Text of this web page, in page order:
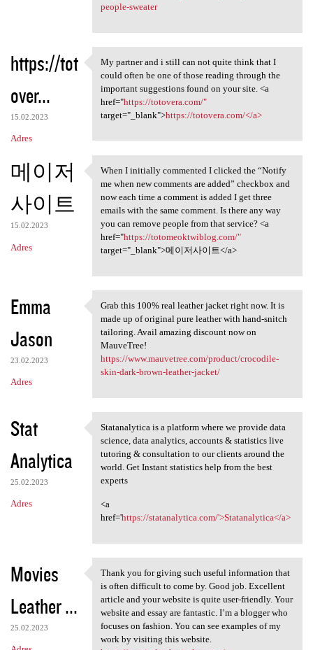
people-sweater
https://tot
over...
15.02.2023
Adres
My partner and i still can
My partner and i still can not quite think that I
could often be one of those reading through the
important suggestions found on your site. <a
href="https://totovera.com/"
target="_blank">https://totovera.com/</a>
메이저
사이트
15.02.2023
Adres
When I initially commented I
When I initially commented I clicked the “Notify
me when new comments are added” checkbox and
now each time a comment is added I get three
emails with the same comment. Is there any way
you can remove people from that service? <a
href="https://totomeoktwiblog.com/"
target="_blank">메이저사이트</a>
Emma
Jason
23.02.2023
Adres
Grab this 100% real leather
Grab this 100% real leather jacket right now. It is
made up of original pure leather with hand-snitch
tailoring. Avail amazing discount now on
MauveTree!
https://www.mauvetree.com/product/crocodile-
skin-dark-brown-leather-jacket/
Stat
Analytica
25.02.2023
Adres
Statanalytica is a platform
Statanalytica is a platform where we provide data
science, data analytics, accounts & statistics live
tutoring & consultation to our clients around the
world. Get Instant statistics help from the best
experts
<a
href='https://statanalytica.com/'>Statanalytica</a>
Movies
Leather ...
25.02.2023
Thank you for giving such
Thank you for giving such useful information that
is often difficult to come by. Good job. Excellent
article and your website is quite user-friendly. Your
website and essay are fantastic. I’m a blogger who
focuses on fashion. You can see examples of my
work by visiting this website.